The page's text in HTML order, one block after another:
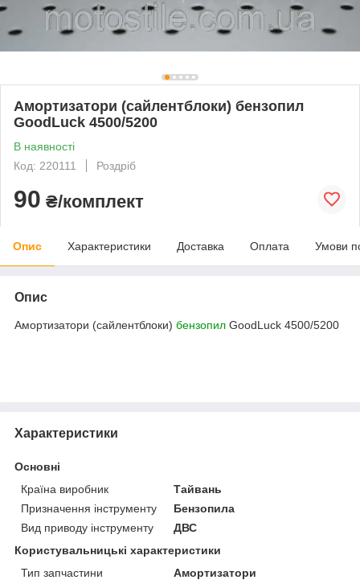
Амортизатори (сайлентблоки) бензопил
GoodLuck 4500/5200
В наявності
Код: 220111
Роздріб
90 ₴/комплект
Опис Характеристики Доставка Оплата Умови
Опис
Амортизатори (сайлентблоки) бензопил GoodLuck 4500/5200
Характеристики
Основні
Країна виробник
Тайвань
Призначення інструменту
Бензопила
Вид приводу інструменту
ДВС
Користувальницькі характеристики
Тип запчастини
Амортизатори